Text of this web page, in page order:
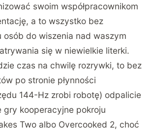
swoim współpracownikom
a to wszystko bez
osób do wiszenia nad waszym
się w niewielkie literki.
czas na chwilę rozrywki, to bez
po stronie płynności
144-Hz zrobi robotę) odpalicie
gry kooperacyjne pokroju
Two albo Overcooked 2, choć